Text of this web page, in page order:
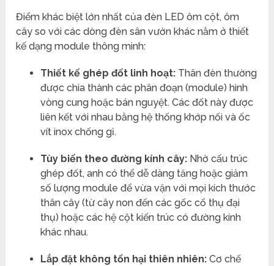
Điểm khác biệt lớn nhất của đèn LED ôm cột, ôm
cây so với các dòng đèn sân vườn khác nằm ở thiết
kế dạng module thông minh:
Thiết kế ghép đốt linh hoạt: Thân đèn thường
được chia thành các phân đoạn (module) hình
vòng cung hoặc bán nguyệt. Các đốt này được
liên kết với nhau bằng hệ thống khớp nối và ốc
vít inox chống gỉ.
Tùy biến theo đường kính cây: Nhờ cấu trúc
ghép đốt, anh có thể dễ dàng tăng hoặc giảm
số lượng module để vừa vặn với mọi kích thước
thân cây (từ cây non đến các gốc cổ thụ đại
thụ) hoặc các hệ cột kiến trúc có đường kính
khác nhau.
Lắp đặt không tổn hại thiên nhiên: Cơ chế